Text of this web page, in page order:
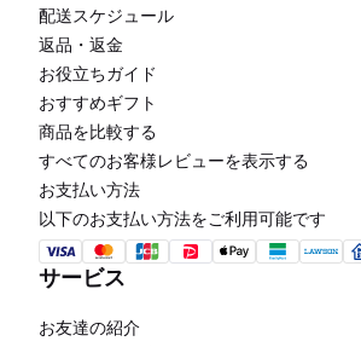
配送スケジュール
返品・返金
お役立ちガイド
おすすめギフト
商品を比較する
すべてのお客様レビューを表示する
お支払い方法
以下のお支払い方法をご利用可能です
サービス
お友達の紹介